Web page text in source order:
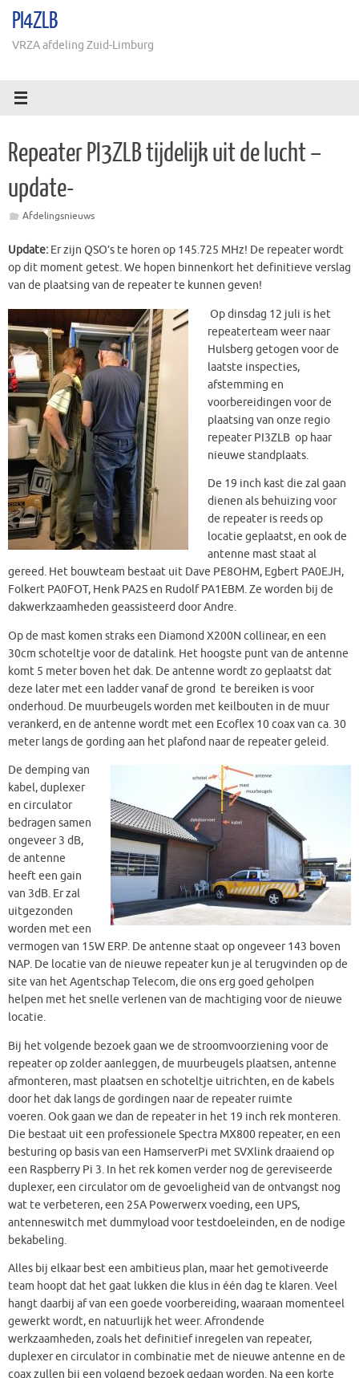
naarPI4ZLB
VRZA afdeling Zuid-Limburg
Repeater PI3ZLB tijdelijk uit de lucht –
update-
Afdelingsnieuws
Update: Er zijn QSO’s te horen op 145.725 MHz! De repeater wordt
op dit moment getest. We hopen binnenkort het definitieve verslag
van de plaatsing van de repeater te kunnen geven!
Op dinsdag 12 juli is het
repeaterteam weer naar
Hulsberg getogen voor de
laatste inspecties,
afstemming en
voorbereidingen voor de
plaatsing van onze regio
repeater PI3ZLB op haar
nieuwe standplaats.
De 19 inch kast die zal gaan
dienen als behuizing voor
de repeater is reeds op
locatie geplaatst, en ook de
antenne mast staat al
gereed. Het bouwteam bestaat uit Dave PE8OHM, Egbert PA0EJH,
Folkert PA0FOT, Henk PA2S en Rudolf PA1EBM. Ze worden bij de
dakwerkzaamheden geassisteerd door Andre.
Op de mast komen straks een Diamond X200N collinear, en een
30cm schoteltje voor de datalink. Het hoogste punt van de antenne
komt 5 meter boven het dak. De antenne wordt zo geplaatst dat
deze later met een ladder vanaf de grond te bereiken is voor
onderhoud. De muurbeugels worden met keilbouten in de muur
verankerd, en de antenne wordt met een Ecoflex 10 coax van ca. 30
meter langs de gording aan het plafond naar de repeater geleid.
De demping van
kabel, duplexer
en circulator
bedragen samen
ongeveer 3 dB,
de antenne
heeft een gain
van 3dB. Er zal
uitgezonden
worden met een
vermogen van 15W ERP. De antenne staat op ongeveer 143 boven
NAP. De locatie van de nieuwe repeater kun je al terugvinden op de
site van het Agentschap Telecom, die ons erg goed geholpen
helpen met het snelle verlenen van de machtiging voor de nieuwe
locatie.
Bij het volgende bezoek gaan we de stroomvoorziening voor de
repeater op zolder aanleggen, de muurbeugels plaatsen, antenne
afmonteren, mast plaatsen en schoteltje uitrichten, en de kabels
door het dak langs de gordingen naar de repeater ruimte
voeren. Ook gaan we dan de repeater in het 19 inch rek monteren.
Die bestaat uit een professionele Spectra MX800 repeater, en een
besturing op basis van een HamserverPi met SVXlink draaiend op
een Raspberry Pi 3. In het rek komen verder nog de gereviseerde
duplexer, een circulator om de gevoeligheid van de ontvangst nog
wat te verbeteren, een 25A Powerwerx voeding, een UPS,
antenneswitch met dummyload voor testdoeleinden, en de nodige
bekabeling.
Alles bij elkaar best een ambitieus plan, maar het gemotiveerde
team hoopt dat het gaat lukken die klus in één dag te klaren. Veel
hangt daarbij af van een goede voorbereiding, waaraan momenteel
gewerkt wordt, en natuurlijk het weer. Afrondende
werkzaamheden, zoals het definitief inregelen van repeater,
duplexer en circulator in combinatie met de nieuwe antenne en de
coax zullen bij een volgend bezoek gedaan worden. Na een korte